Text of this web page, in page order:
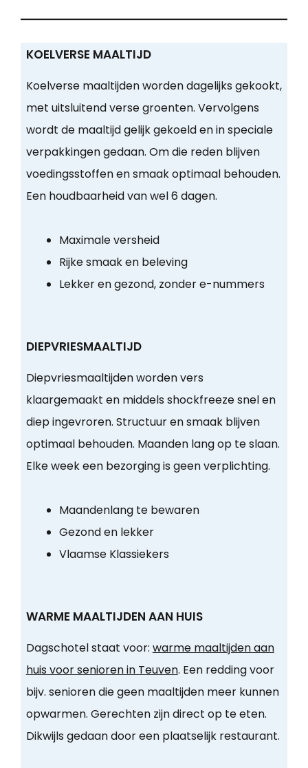
KOELVERSE MAALTIJD
Koelverse maaltijden worden dagelijks gekookt,
met uitsluitend verse groenten. Vervolgens
wordt de maaltijd gelijk gekoeld en in speciale
verpakkingen gedaan. Om die reden blijven
voedingsstoffen en smaak optimaal behouden.
Een houdbaarheid van wel 6 dagen.
Maximale versheid
Rijke smaak en beleving
Lekker en gezond, zonder e-nummers
DIEPVRIESMAALTIJD
Diepvriesmaaltijden worden vers
klaargemaakt en middels shockfreeze snel en
diep ingevroren. Structuur en smaak blijven
optimaal behouden. Maanden lang op te slaan.
Elke week een bezorging is geen verplichting.
Maandenlang te bewaren
Gezond en lekker
Vlaamse Klassiekers
WARME MAALTIJDEN AAN HUIS
Dagschotel staat voor: warme maaltijden aan
huis voor senioren in Teuven. Een redding voor
bijv. senioren die geen maaltijden meer kunnen
opwarmen. Gerechten zijn direct op te eten.
Dikwijls gedaan door een plaatselijk restaurant.